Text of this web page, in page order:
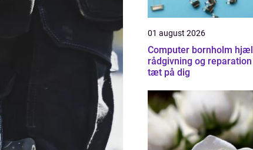
01 august 2026
Computer bornholm hjælp,
rådgivning og reparation
tæt på dig